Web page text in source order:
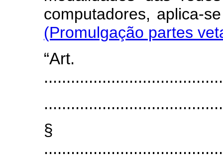
computadores, aplica-
(Promulgação partes
§